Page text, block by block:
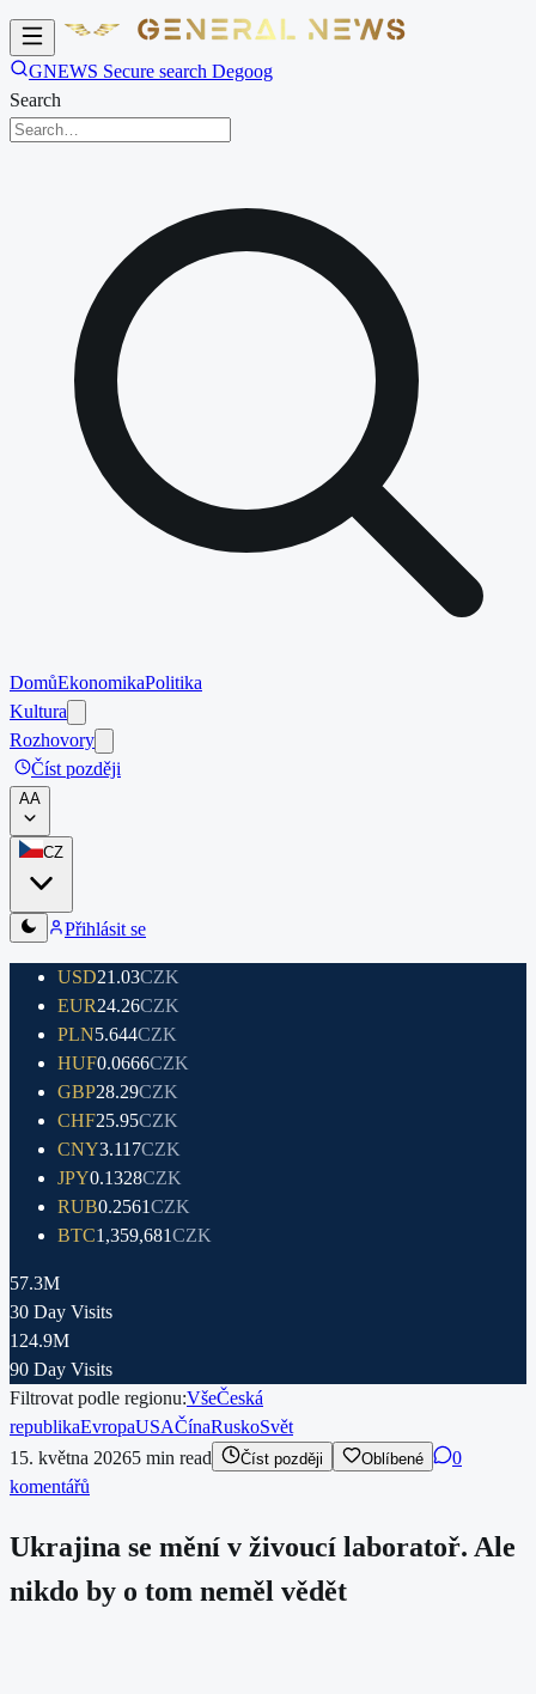
GNEWS Secure search Degoog
Search
DomůEkonomikaPolitika
Kultura
Rozhovory
Číst později
AA
CZ
Přihlásit se
USD21.03CZK
EUR24.26CZK
PLN5.644CZK
HUF0.0666CZK
GBP28.29CZK
CHF25.95CZK
CNY3.117CZK
JPY0.1328CZK
RUB0.2561CZK
BTC1,359,681CZK
57.3M
30 Day Visits
124.9M
90 Day Visits
Filtrovat podle regionu:VšeČeská
republikaEvropaUSAČínaRuskoSvět
15. května 20265 min read Číst později Oblíbené
0
komentářů
Ukrajina se mění v živoucí laboratoř. Ale
nikdo by o tom neměl vědět